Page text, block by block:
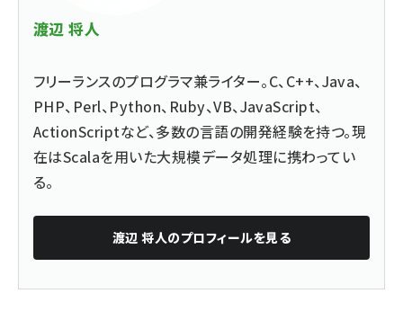
渡辺 将人
フリーランスのプログラマ兼ライター。C、C++、Java、
PHP、Perl、Python、Ruby、VB、JavaScript、
ActionScriptなど、多数の言語の開発経験を持つ。現
在はScalaを用いた大規模データ処理に携わってい
る。
渡辺 将人のプロフィールを見る